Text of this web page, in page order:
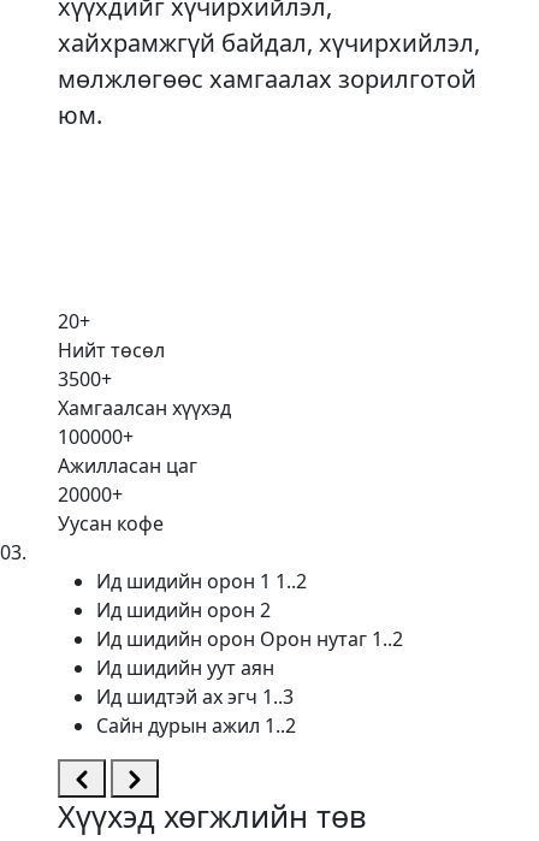
хүүхдийг хүчирхийлэл,
хайхрамжгүй байдал, хүчирхийлэл,
мөлжлөгөөс хамгаалах зорилготой
юм.
20+
Нийт төсөл
3500+
Хамгаалсан хүүхэд
100000+
Ажилласан цаг
20000+
Уусан кофе
03.
Ид шидийн орон 1 1..2
Ид шидийн орон 2
Ид шидийн орон Орон нутаг 1..2
Ид шидийн уут аян
Ид шидтэй ах эгч 1..3
Сайн дурын ажил 1..2
Хүүхэд хөгжлийн төв